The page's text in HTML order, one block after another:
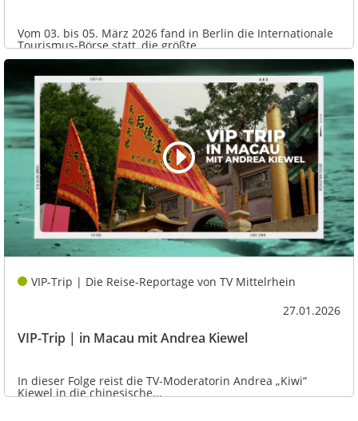
Vom 03. bis 05. März 2026 fand in Berlin die Internationale
Tourismus-Börse statt, die größte...
VIP-Trip | Die Reise-Reportage von TV Mittelrhein
27.01.2026
VIP-Trip | in Macau mit Andrea Kiewel
In dieser Folge reist die TV-Moderatorin Andrea „Kiwi“
Kiewel in die chinesische...